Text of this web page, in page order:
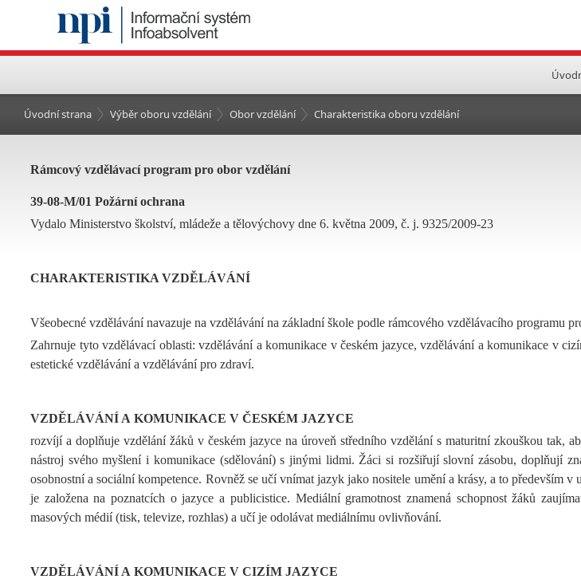
Úvodní strana Výběr oboru vzdělání Obor vzdělání Charakteristika oboru vzdělání
Rámcový vzdělávací program pro obor vzdělání
39-08-M/01 Požární ochrana
Vydalo Ministerstvo školství, mládeže a tělovýchovy dne 6. května 2009, č. j. 9325/2009-23
CHARAKTERISTIKA VZDĚLÁVÁNÍ
Všeobecné vzdělávání navazuje na vzdělávání na základní škole podle rámcového vzdělávacího programu
Zahrnuje tyto vzdělávací oblasti: vzdělávání a komunikace v českém jazyce, vzdělávání a komunikace v
estetické vzdělávání a vzdělávání pro zdraví.
VZDĚLÁVÁNÍ A KOMUNIKACE V ČESKÉM JAZYCE
rozvíjí a doplňuje vzdělání žáků v českém jazyce na úroveň středního vzdělání s maturitní zkouškou
nástroj svého myšlení i komunikace (sdělování) s jinými lidmi. Žáci si rozšiřují slovní zásobu, doplňují
osobnostní a sociální kompetence. Rovněž se učí vnímat jazyk jako nositele umění a krásy, a to především
je založena na poznatcích o jazyce a publicistice. Mediální gramotnost znamená schopnost žáků
masových médií (tisk, televize, rozhlas) a učí je odolávat mediálnímu ovlivňování.
VZDĚLÁVÁNÍ A KOMUNIKACE V CIZÍM JAZYCE